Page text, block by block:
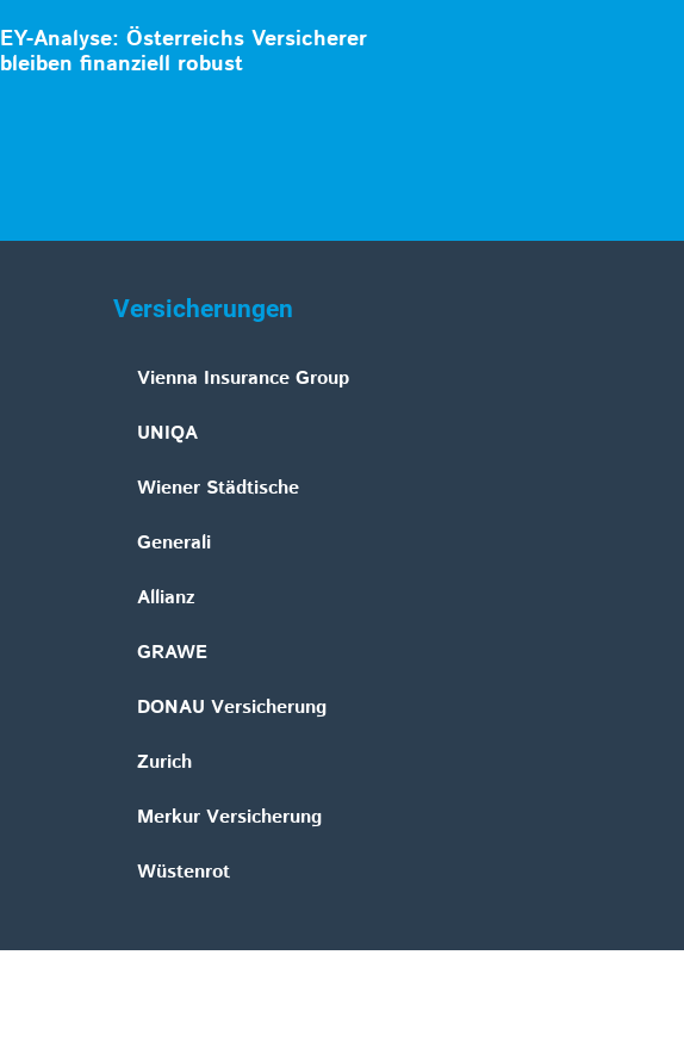
EY-Analyse: Österreichs Versicherer
bleiben finanziell robust
Versicherungen
Vienna Insurance Group
UNIQA
Wiener Städtische
Generali
Allianz
GRAWE
DONAU Versicherung
Zurich
Merkur Versicherung
Wüstenrot